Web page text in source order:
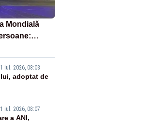
Mondială
albastru
iul. 2026, 08:03
adoptat de
iul. 2026, 08:07
a ANI,